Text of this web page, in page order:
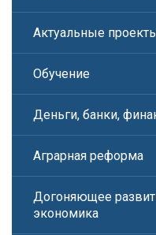
Актуальные
Обучение
Деньги, банки,
Аграрная реформа
Догоняющее
экономика